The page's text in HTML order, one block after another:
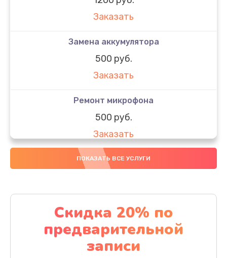
Заказать
Замена аккумулятора
500 руб.
Заказать
Ремонт микрофона
500 руб.
Заказать
Ремонт камеры
Заказать
Замена Wi-Fi планшета Amazon
500 руб.
Заказать
ПОКАЗАТЬ ВСЕ УСЛУГИ
Скидка 20% по
предварительной
записи